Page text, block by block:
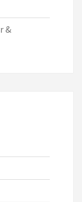
&